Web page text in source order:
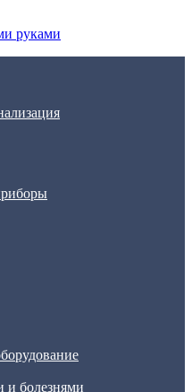
и болезнями